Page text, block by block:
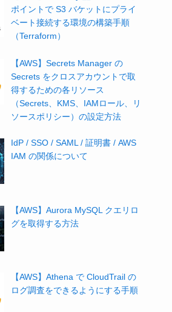
ポイントで S3 バケットにプライ
ベート接続する環境の構築手順
（Terraform）
【AWS】Secrets Manager の
Secrets をクロスアカウントで取
得するための各リソース
（Secrets、KMS、IAMロール、リ
ソースポリシー）の設定方法
IdP / SSO / SAML / 証明書 / AWS
IAM の関係について
【AWS】Aurora MySQL クエリロ
グを取得する方法
【AWS】Athena で CloudTrail の
ログ調査をできるようにする手順